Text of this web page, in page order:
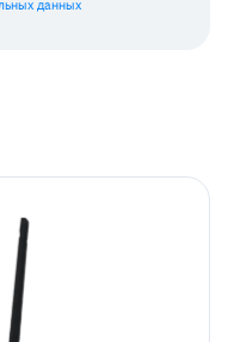
данных